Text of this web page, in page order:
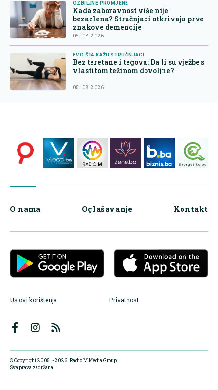
OZBILJNE PROMJENE
Kada zaboravnost više nije
bezazlena? Stručnjaci otkrivaju prve
znakove demencije
05. 08. 2026.
EVO ŠTA KAŽU STRUČNJACI
Bez teretane i tegova: Da li su vježbe s
vlastitom težinom dovoljne?
05. 08. 2026.
O nama Oglašavanje Kontakt
Uslovi korištenja Privatnost
© Copyright 2005. - 2026. Radio M Media Group.
Sva prava zadržana.